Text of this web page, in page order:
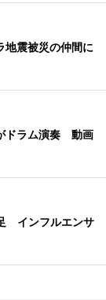
地震被災の仲間に
ドラム演奏 動画
インフルエンサ